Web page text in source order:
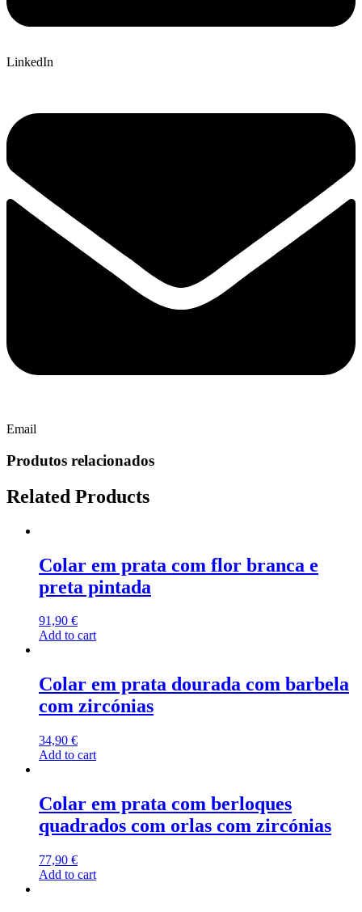
LinkedIn
Email
Produtos relacionados
Related Products
Colar em prata com flor branca e
preta pintada
91,90 €
Add to cart
Colar em prata dourada com barbela
com zircónias
34,90 €
Add to cart
Colar em prata com berloques
quadrados com orlas com zircónias
77,90 €
Add to cart